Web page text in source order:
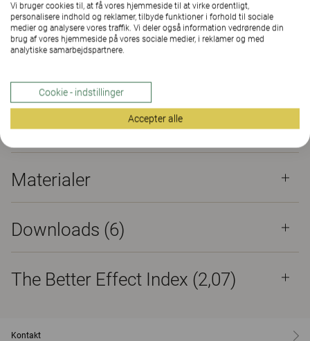
FIND FORHANDLER
Materialer Downloads (6)
Certifikater
Materialer
Downloads (6)
The Better Effect Index (2,07)
Kontakt
Vi bruger cookies til, at få vores hjemmeside til at virke ordentligt,
personalisere indhold og reklamer, tilbyde funktioner i forhold til sociale
medier og analysere vores traffik. Vi deler også information vedrørende din
brug af vores hjemmeside på vores sociale medier, i reklamer og med
analytiske samarbejdspartnere.
Cookie - indstillinger
Accepter alle